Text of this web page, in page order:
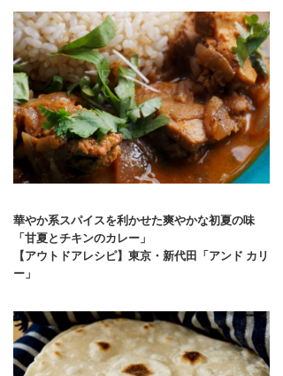
華やか系スパイスを利かせた爽やかな初夏の味
「甘夏とチキンのカレー」
【アウトドアレシピ】東京・新代田「アンド カリ
ー」